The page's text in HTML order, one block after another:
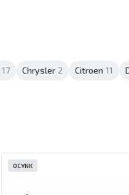
17 Chrysler 2 Citroen 11
OCYNK